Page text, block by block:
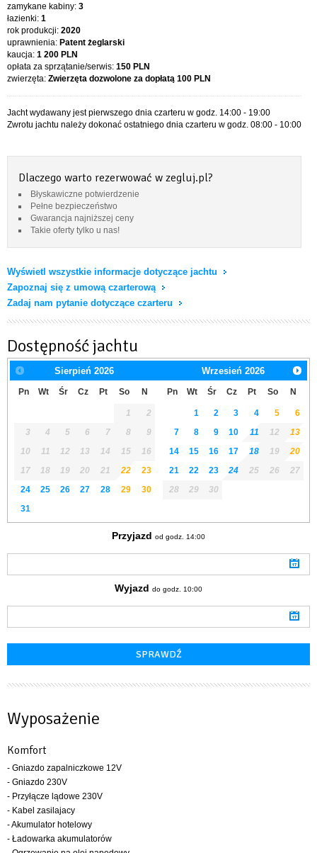
zamykane kabiny: 3
łazienki: 1
rok produkcji: 2020
uprawnienia: Patent żeglarski
kaucja: 1 200 PLN
opłata za sprzątanie/serwis: 150 PLN
zwierzęta: Zwierzęta dozwolone za dopłatą 100 PLN
Jacht wydawany jest pierwszego dnia czarteru w godz. 14:00 - 19:00
Zwrotu jachtu należy dokonać ostatniego dnia czarteru w godz. 08:00 - 10:00
Dlaczego warto rezerwować w zegluj.pl?
Błyskawiczne potwierdzenie
Pełne bezpieczeństwo
Gwarancja najniższej ceny
Takie oferty tylko u nas!
Wyświetl wszystkie informacje dotyczące jachtu
Zapoznaj się z umową czarterową
Zadaj nam pytanie dotyczące czarteru
Dostępność jachtu
Sierpień 2026
Pn Wt Śr Cz Pt So N
1
2
3
4 5 6 7 8
9
10
11 12 13 14 15
16
17
18 19 20 21 22
23
24
25 26 27 28 29
30
31
Wrzesień 2026
Pn Wt Śr Cz Pt So N
1 2 3 4 5
6
7
8 9 10 11 12
13
14
15 16 17 18 19
20
21
22 23 24 25 26
27
28
29 30
Przyjazd od godz. 14:00
Wyjazd do godz. 10:00
Wyposażenie
Komfort
- Gniazdo zapalniczkowe 12V
- Gniazdo 230V
- Przyłącze lądowe 230V
- Kabel zasilajacy
- Akumulator hotelowy
- Ładowarka akumulatorów